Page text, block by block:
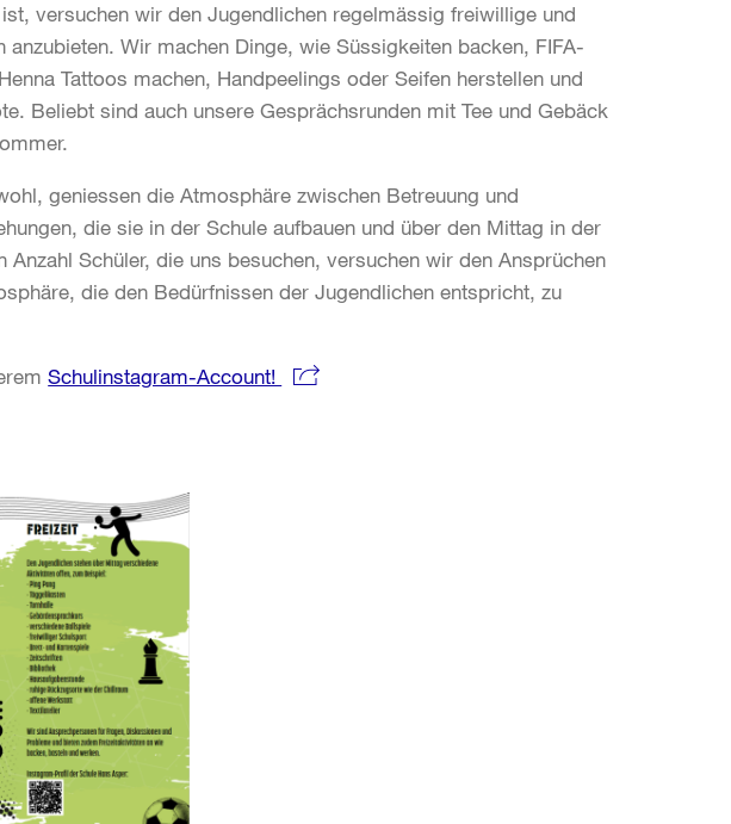
versuchen wir den Jugendlichen regelmässig freiwillige und
Wir machen Dinge, wie Süssigkeiten backen, FIFA-
Tattoos machen, Handpeelings oder Seifen herstellen und
Beliebt sind auch unsere Gesprächsrunden mit Tee und Gebäck
geniessen die Atmosphäre zwischen Betreuung und
die sie in der Schule aufbauen und über den Mittag in der
Schüler, die uns besuchen, versuchen wir den Ansprüchen
die den Bedürfnissen der Jugendlichen entspricht, zu
Schulinstagram-Account!